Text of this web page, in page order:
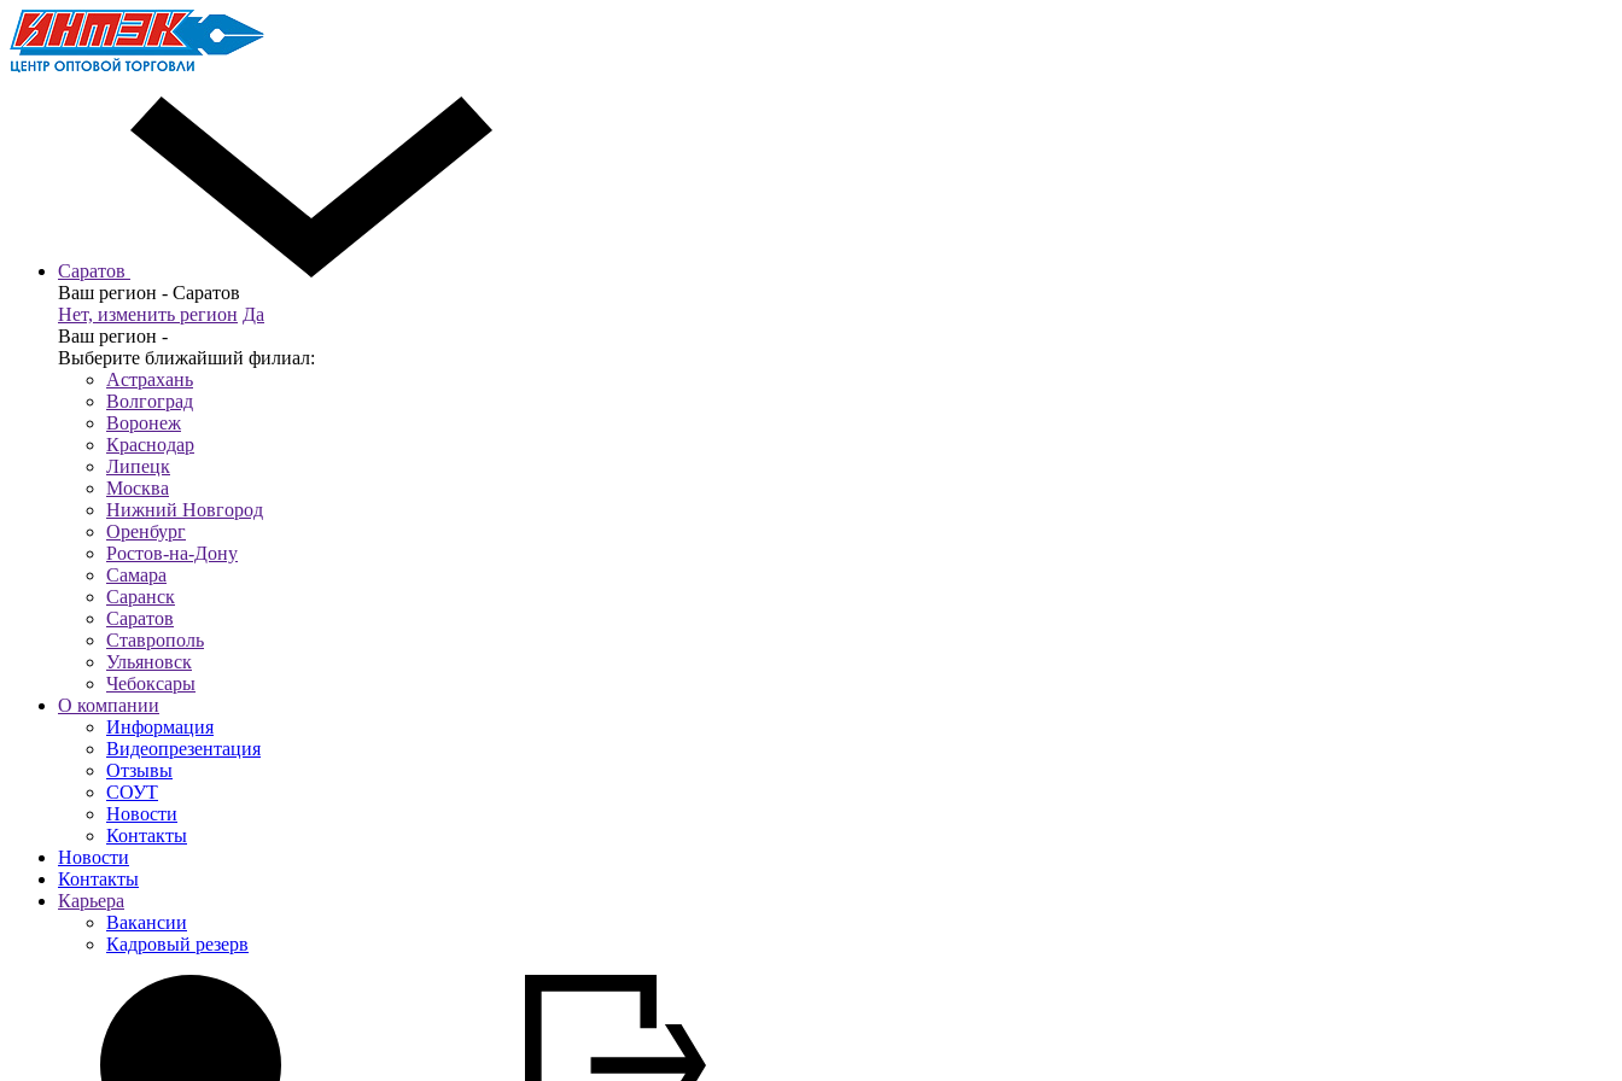
Саратов
Ваш регион - Саратов
Нет, изменить регион Да
Ваш регион -
Выберите ближайший филиал:
Астрахань
Волгоград
Воронеж
Краснодар
Липецк
Москва
Нижний Новгород
Оренбург
Ростов-на-Дону
Самара
Саранск
Саратов
Ставрополь
Ульяновск
Чебоксары
О компании
Информация
Видеопрезентация
Отзывы
СОУТ
Новости
Контакты
Новости
Контакты
Карьера
Вакансии
Кадровый резерв